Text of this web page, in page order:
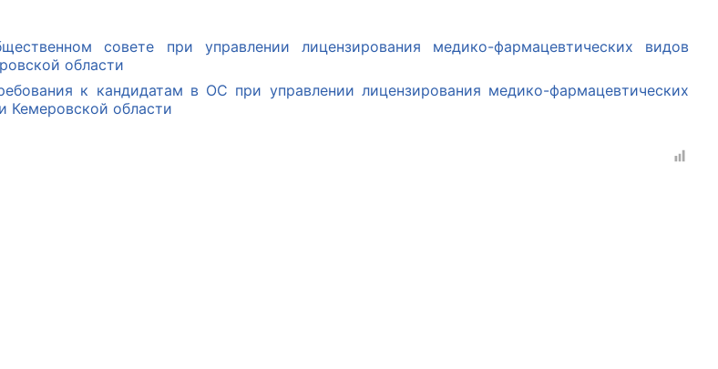
совете при управлении лицензирования медико-фармацевтических видов
области
к кандидатам в ОС при управлении лицензирования медико-фармацевтических
Кемеровской области